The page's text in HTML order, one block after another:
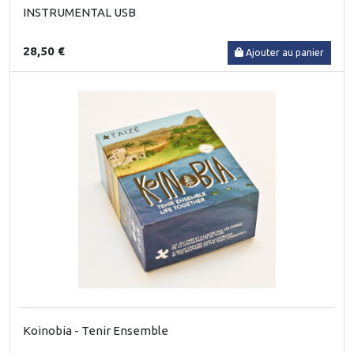
INSTRUMENTAL USB
28,50 € Ajouter au panier
Koinobia - Tenir Ensemble